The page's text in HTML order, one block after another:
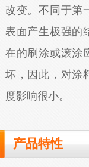
改变。不同于第
表面产生极强的
在的刷涂或滚涂
坏，因此，对涂
度影响很小。
产品特性